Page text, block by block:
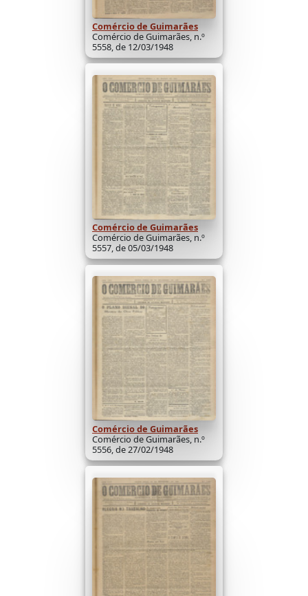
Comércio de Guimarães
Comércio de Guimarães, n.º
5558, de 12/03/1948
Comércio de Guimarães
Comércio de Guimarães, n.º
5557, de 05/03/1948
Comércio de Guimarães
Comércio de Guimarães, n.º
5556, de 27/02/1948